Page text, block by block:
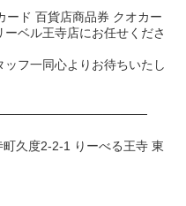
ード 百貨店商品券 クオカー
ベル王寺店にお任せくださ
フ一同心よりお待ちいたし
久度2-2-1 りーべる王寺 東